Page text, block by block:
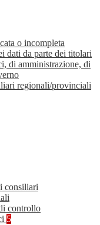
o incompleta
dati da parte dei titolari
di amministrazione, di
regionali/provinciali
consiliari
controllo
5